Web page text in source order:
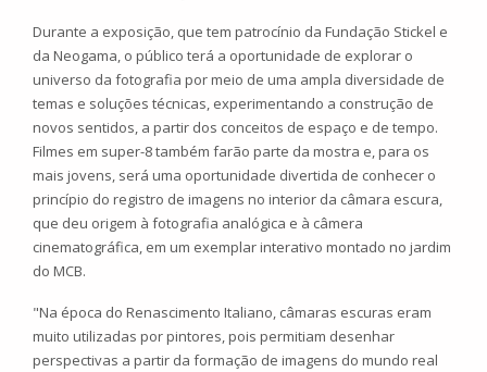
Durante a exposição, que tem patrocínio da Fundação Stickel e
da Neogama, o público terá a oportunidade de explorar o
universo da fotografia por meio de uma ampla diversidade de
temas e soluções técnicas, experimentando a construção de
novos sentidos, a partir dos conceitos de espaço e de tempo.
Filmes em super-8 também farão parte da mostra e, para os
mais jovens, será uma oportunidade divertida de conhecer o
princípio do registro de imagens no interior da câmara escura,
que deu origem à fotografia analógica e à câmera
cinematográfica, em um exemplar interativo montado no jardim
do MCB.
"Na época do Renascimento Italiano, câmaras escuras eram
muito utilizadas por pintores, pois permitiam desenhar
perspectivas a partir da formação de imagens do mundo real